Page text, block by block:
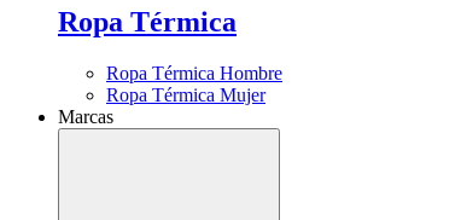
Ropa Térmica
Ropa Térmica Hombre
Ropa Térmica Mujer
Marcas